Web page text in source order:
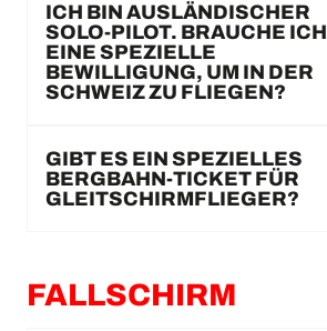
ICH BIN AUSLÄNDISCHER
SOLO-PILOT. BRAUCHE ICH
EINE SPEZIELLE
BEWILLIGUNG, UM IN DER
SCHWEIZ ZU FLIEGEN?
GIBT ES EIN SPEZIELLES
BERGBAHN-TICKET FÜR
GLEITSCHIRMFLIEGER?
FALLSCHIRM